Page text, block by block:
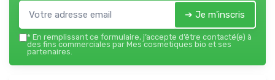
➔ Je m'inscris
* En remplissant ce formulaire, j’accepte d’être contacté(e) à
des fins commerciales par Mes cosmetiques bio et ses
partenaires.